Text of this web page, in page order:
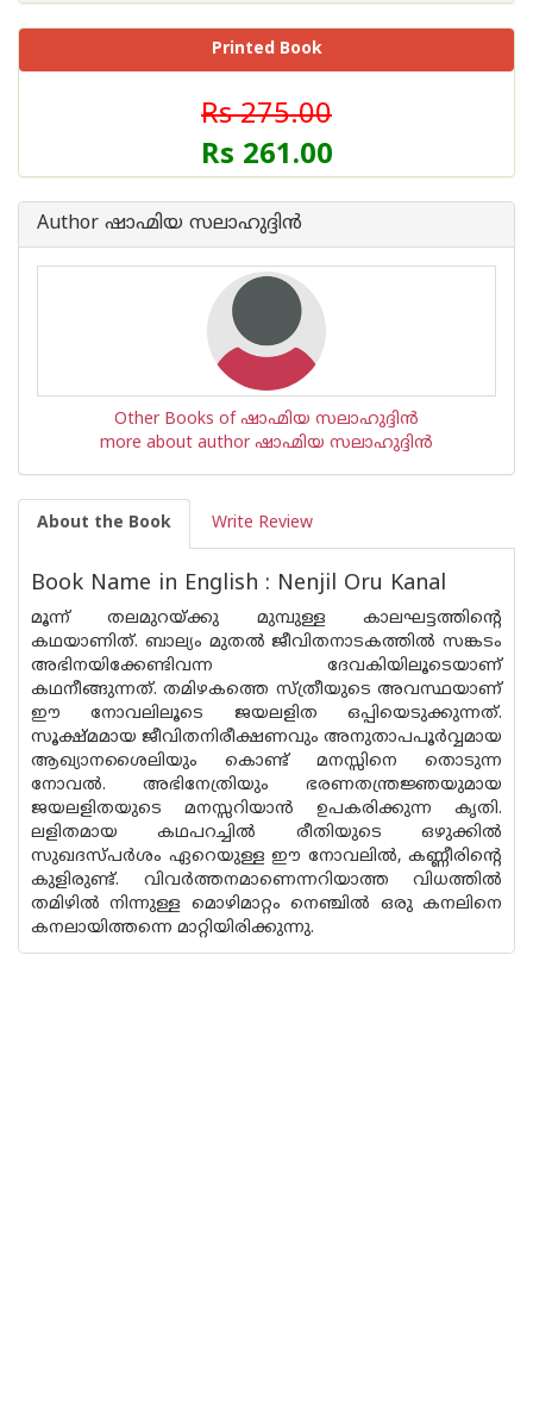
Printed Book
Rs 275.00
Rs 261.00
Author ഷാഹ്മിയ സലാഹുദ്ദിൻ
Other Books of ഷാഹ്മിയ സലാഹുദ്ദിൻ
more about author ഷാഹ്മിയ സലാഹുദ്ദിൻ
About the Book Write Review
Book Name in English : Nenjil Oru Kanal
മൂന്ന് തലമുറയ്ക്കു മുമ്പുള്ള കാലഘട്ടത്തിൻ്റെ
കഥയാണിത്. ബാല്യം മുതൽ ജീവിതനാടകത്തിൽ സങ്കടം
അഭിനയിക്കേണ്ടിവന്ന ദേവകിയിലൂടെയാണ്
കഥനീങ്ങുന്നത്. തമിഴകത്തെ സ്ത്രീയുടെ അവസ്ഥയാണ്
ഈ നോവലിലൂടെ ജയലളിത ഒപ്പിയെടുക്കുന്നത്.
സൂക്ഷ്മമായ ജീവിതനിരീക്ഷണവും അനുതാപപൂർവ്വമായ
ആഖ്യാനശൈലിയും കൊണ്ട് മനസ്സിനെ തൊടുന്ന
നോവൽ. അഭിനേത്രിയും ഭരണതന്ത്രജ്ഞയുമായ
ജയലളിതയുടെ മനസ്സറിയാൻ ഉപകരിക്കുന്ന കൃതി.
ലളിതമായ കഥപറച്ചിൽ രീതിയുടെ ഒഴുക്കിൽ
സുഖദസ്പർശം ഏറെയുള്ള ഈ നോവലിൽ, കണ്ണീരിൻ്റെ
കുളിരുണ്ട്. വിവർത്തനമാണെന്നറിയാത്ത വിധത്തിൽ
തമിഴിൽ നിന്നുള്ള മൊഴിമാറ്റം നെഞ്ചിൽ ഒരു കനലിനെ
കനലായിത്തന്നെ മാറ്റിയിരിക്കുന്നു.